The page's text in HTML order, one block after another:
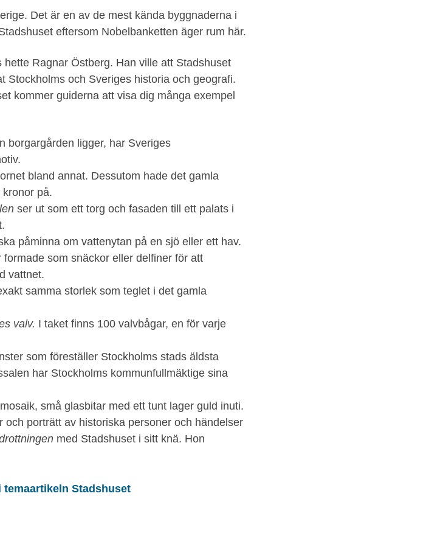
Det är en av de mest kända byggnaderna i
eftersom Nobelbanketten äger rum här.
Ragnar Östberg. Han ville att Stadshuset
Stockholms och Sveriges historia och geografi.
kommer guiderna att visa dig många exempel
borgargården ligger, har Sveriges
bland annat. Dessutom hade det gamla
på.
ser ut som ett torg och fasaden till ett palats i
påminna om vattenytan på en sjö eller ett hav.
som snäckor eller delfiner för att
vattnet.
samma storlek som teglet i det gamla
valv. I taket finns 100 valvbågar, en för varje
som föreställer Stockholms stads äldsta
har Stockholms kommunfullmäktige sina
små glasbitar med ett tunt lager guld inuti.
porträtt av historiska personer och händelser
med Stadshuset i sitt knä. Hon
temaartikeln Stadshuset